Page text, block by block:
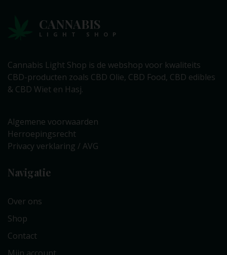
CANNABIS
LIGHT SHOP
Cannabis Light Shop is de webshop voor kwaliteits
CBD-producten zoals CBD Olie, CBD Food, CBD edibles
& CBD Wiet en Hasj.
Algemene voorwaarden
Herroepingsrecht
Privacy verklaring / AVG
Navigatie
Over ons
Shop
Contact